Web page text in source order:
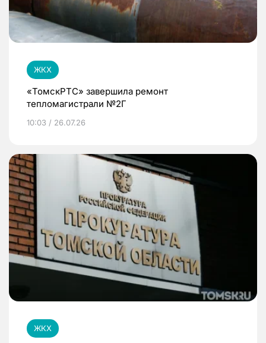
ЖКХ
«ТомскРТС» завершила ремонт
тепломагистрали №2Г
10:03 / 26.07.26
ЖКХ